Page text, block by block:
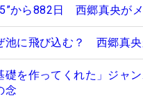
から882日 西郷真央が
池に飛び込む？ 西郷真央
礎を作ってくれた」ジャ
念